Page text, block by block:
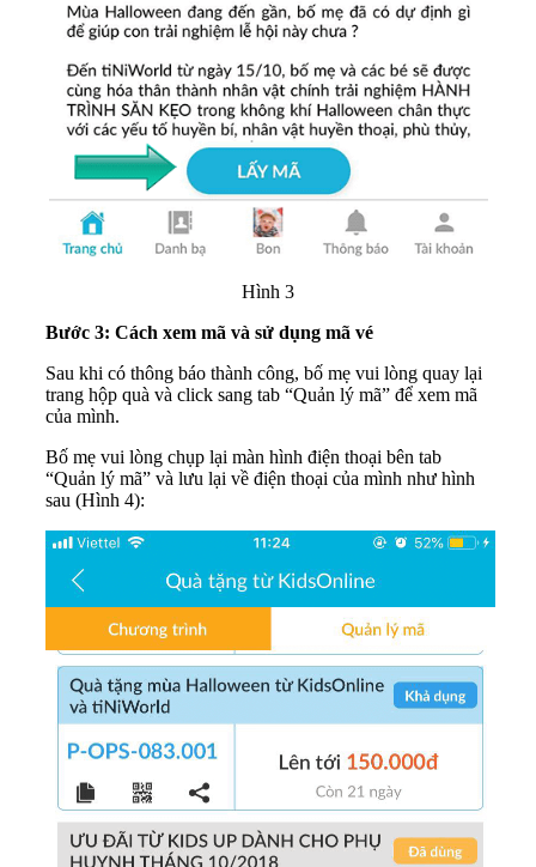
Hình 3
Bước 3: Cách xem mã và sử dụng mã vé
Sau khi có thông báo thành công, bố mẹ vui lòng quay lại
trang hộp quà và click sang tab “Quản lý mã” để xem mã
của mình.
Bố mẹ vui lòng chụp lại màn hình điện thoại bên tab
“Quản lý mã” và lưu lại về điện thoại của mình như hình
sau (Hình 4):